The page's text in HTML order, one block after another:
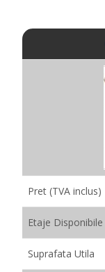
Pret (TVA inclus)
Etaje Disponibile
Suprafata Utila